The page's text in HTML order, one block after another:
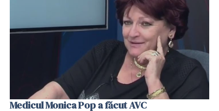
Medicul Monica Pop a făcut AVC